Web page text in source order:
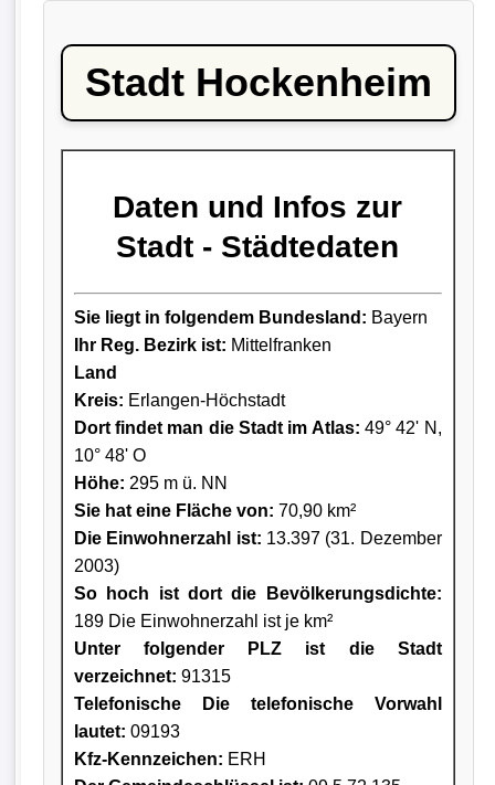
Stadt Hockenheim
Daten und Infos zur
Stadt - Städtedaten
Sie liegt in folgendem Bundesland: Bayern
Ihr Reg. Bezirk ist: Mittelfranken
Land
Kreis: Erlangen-Höchstadt
Dort findet man die Stadt im Atlas: 49° 42' N,
10° 48' O
Höhe: 295 m ü. NN
Sie hat eine Fläche von: 70,90 km²
Die Einwohnerzahl ist: 13.397 (31. Dezember
2003)
So hoch ist dort die Bevölkerungsdichte:
189 Die Einwohnerzahl ist je km²
Unter folgender PLZ ist die Stadt
verzeichnet: 91315
Telefonische Die telefonische Vorwahl
lautet: 09193
Kfz-Kennzeichen: ERH